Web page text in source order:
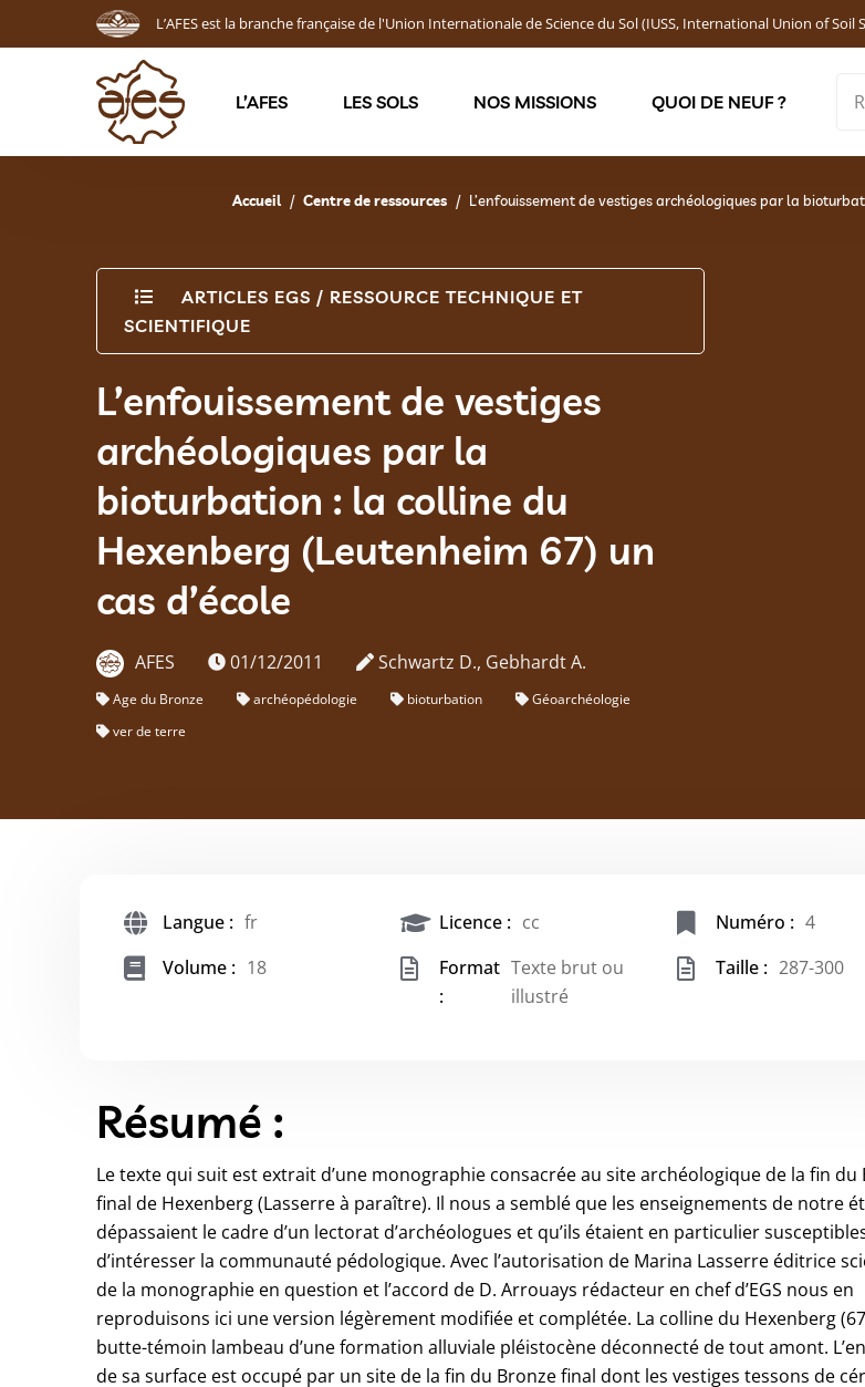
L’AFES est la branche française de l'Union Internationale de Science du Sol (IUSS, International Union of Soil
L’AFES LES SOLS NOS MISSIONS QUOI DE NEUF ?
Accueil Centre de ressources L’enfouissement de vestiges archéologiques par la
ARTICLES EGS / RESSOURCE TECHNIQUE ET
SCIENTIFIQUE
L’enfouissement de vestiges
archéologiques par la
bioturbation : la colline du
Hexenberg (Leutenheim 67) un
cas d’école
AFES 01/12/2011 Schwartz D., Gebhardt A.
Age du Bronze archéopédologie bioturbation
Géoarchéologie
ver de terre
Langue : fr Licence : cc Numéro : 4
Volume : 18
Format
:
Texte brut ou
illustré
Taille : 287-300
Résumé :
Le texte qui suit est extrait d’une monographie consacrée au site archéologique de la fin du
final de Hexenberg (Lasserre à paraître). Il nous a semblé que les enseignements de notre
dépassaient le cadre d’un lectorat d’archéologues et qu’ils étaient en particulier
d’intéresser la communauté pédologique. Avec l’autorisation de Marina Lasserre éditrice
de la monographie en question et l’accord de D. Arrouays rédacteur en chef d’EGS nous en
reproduisons ici une version légèrement modifiée et complétée. La colline du Hexenberg
butte-témoin lambeau d’une formation alluviale pléistocène déconnecté de tout amont.
de sa surface est occupé par un site de la fin du Bronze final dont les vestiges tessons de